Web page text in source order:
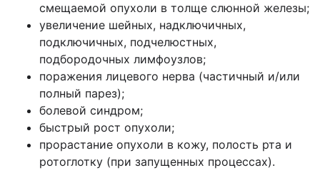
смещаемой опухоли в толще слюнной железы;
увеличение шейных, надключичных,
подключичных, подчелюстных,
подбородочных лимфоузлов;
поражения лицевого нерва (частичный и/или
полный парез);
болевой синдром;
быстрый рост опухоли;
прорастание опухоли в кожу, полость рта и
ротоглотку (при запущенных процессах).